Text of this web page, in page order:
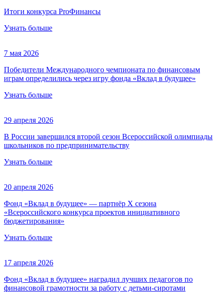
Итоги конкурса ProФинансы
Узнать больше
7 мая 2026
Победители Международного чемпионата по финансовым
играм определились через игру фонда «Вклад в будущее»
Узнать больше
29 апреля 2026
В России завершился второй сезон Всероссийской олимпиады
школьников по предпринимательству
Узнать больше
20 апреля 2026
Фонд «Вклад в будущее» — партнёр Х сезона
«Всероссийского конкурса проектов инициативного
бюджетирования»
Узнать больше
17 апреля 2026
Фонд «Вклад в будущее» наградил лучших педагогов по
финансовой грамотности за работу с детьми-сиротами